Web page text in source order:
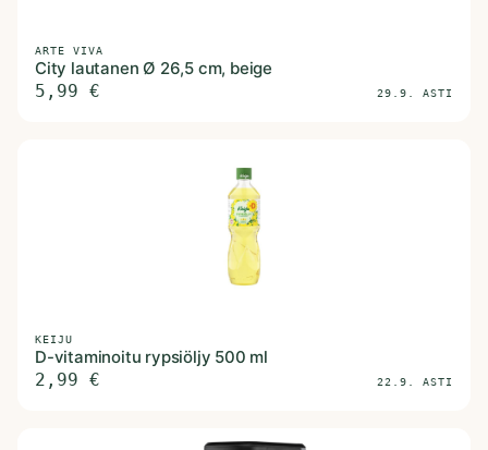
ARTE VIVA
City lautanen Ø 26,5 cm, beige
5,99 € 29.9. ASTI
KEIJU
D-vitaminoitu rypsiöljy 500 ml
2,99 € 22.9. ASTI